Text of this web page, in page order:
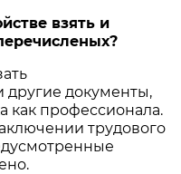
взять и
другие документы,
как профессионала.
трудового